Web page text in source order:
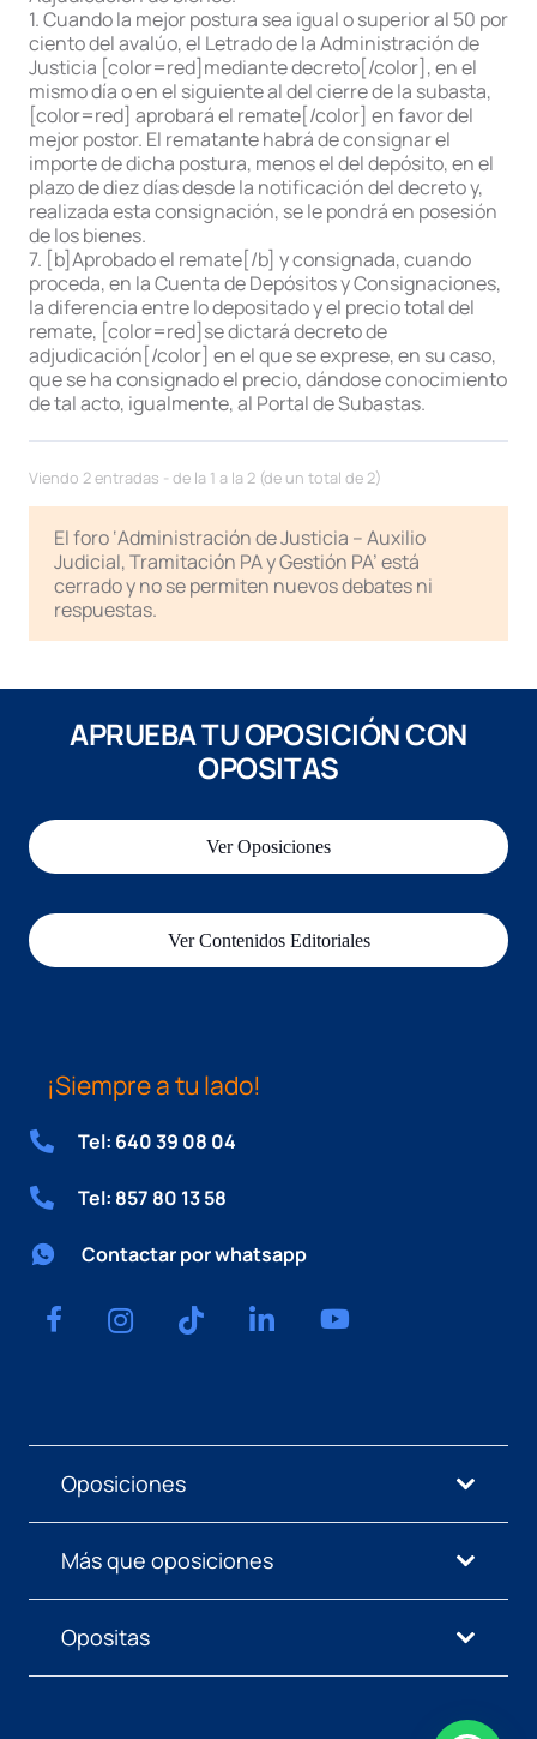
1. Cuando la mejor postura sea igual o superior al 50 por
ciento del avalúo, el Letrado de la Administración de
Justicia [color=red]mediante decreto[/color], en el
mismo día o en el siguiente al del cierre de la subasta,
[color=red] aprobará el remate[/color] en favor del
mejor postor. El rematante habrá de consignar el
importe de dicha postura, menos el del depósito, en el
plazo de diez días desde la notificación del decreto y,
realizada esta consignación, se le pondrá en posesión
de los bienes.
7. [b]Aprobado el remate[/b] y consignada, cuando
proceda, en la Cuenta de Depósitos y Consignaciones,
la diferencia entre lo depositado y el precio total del
remate, [color=red]se dictará decreto de
adjudicación[/color] en el que se exprese, en su caso,
que se ha consignado el precio, dándose conocimiento
de tal acto, igualmente, al Portal de Subastas.
Viendo 2 entradas - de la 1 a la 2 (de un total de 2)
El foro ‘Administración de Justicia – Auxilio
Judicial, Tramitación PA y Gestión PA’ está
cerrado y no se permiten nuevos debates ni
respuestas.
APRUEBA TU OPOSICIÓN CON
OPOSITAS
Ver Oposiciones
Ver Contenidos Editoriales
¡Siempre a tu lado!
Tel: 640 39 08 04
Tel: 857 80 13 58
Contactar por whatsapp
Oposiciones
Más que oposiciones
Opositas